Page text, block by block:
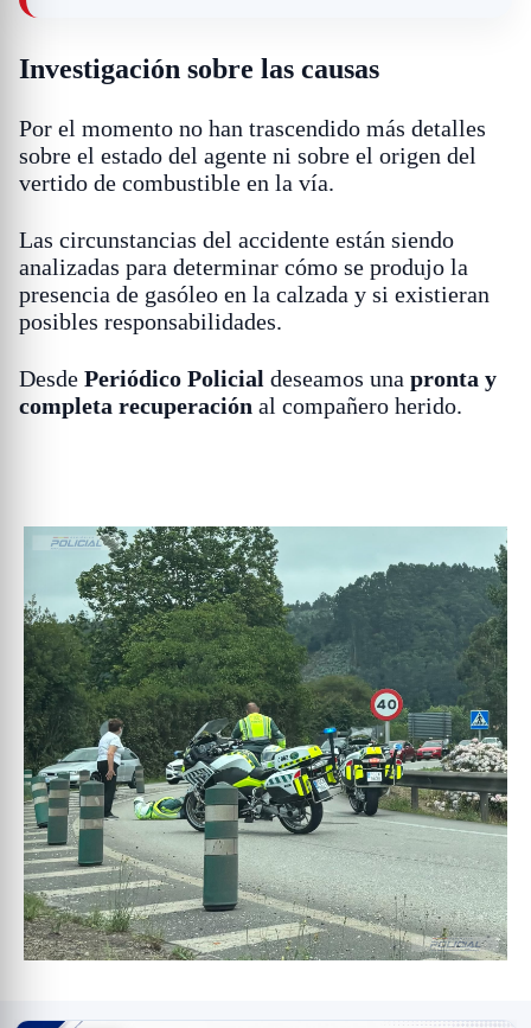
Investigación sobre las causas
Por el momento no han trascendido más detalles
sobre el estado del agente ni sobre el origen del
vertido de combustible en la vía.
Las circunstancias del accidente están siendo
analizadas para determinar cómo se produjo la
presencia de gasóleo en la calzada y si existieran
posibles responsabilidades.
Desde Periódico Policial deseamos una pronta y
completa recuperación al compañero herido.